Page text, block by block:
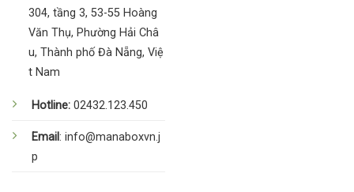
304, tầng 3, 53-55 Hoàng
Văn Thụ, Phường Hải Châ
u, Thành phố Đà Nẵng, Việ
t Nam
Hotline: 02432.123.450
Email: info@manaboxvn.j
p